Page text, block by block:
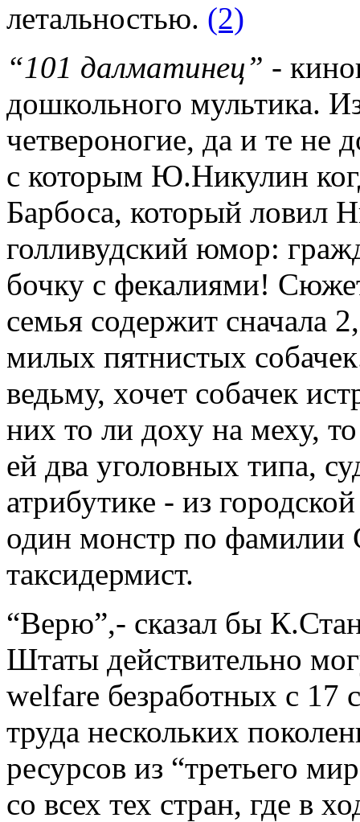
летальностью. (2)
“101 далматинец” -
дошкольного мультика.
четвероногие, да и те не
с которым Ю.Никулин
Барбоса, который ловил
голливудский юмор:
бочку с фекалиями!
семья содержит сначала
милых пятнистых
ведьму, хочет собачек
них то ли доху на меху,
ей два уголовных типа,
атрибутике - из
один монстр по фамилии
таксидермист.
“Верю”,- сказал бы
Штаты действительно
welfare безработных с 17
труда нескольких
ресурсов из “третьего
со всех тех стран, где в